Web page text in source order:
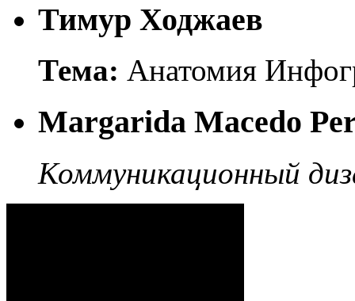
Тимур Ходжаев
Тема: Анатомия
Margarida Macedo
Коммуникационный